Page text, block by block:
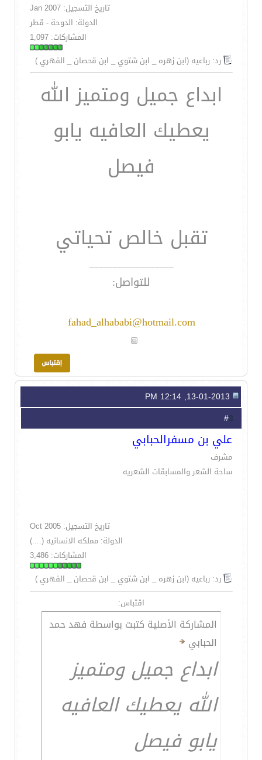
تاريخ التسجيل: Jan 2007
الدولة: الدوحة - قطر
المشاركات: 1,097
رد: رباعيه (ابن زهره _ ابن شتوي _ ابن قحصان _ الفهري )
ابداع جميل ومتميز الله
يعطيك العافيه يابو
فيصل
تقبل خالص تحياتي
__________________
للتواصل:
fahad_alhababi@hotmail.com
3
علي بن مسفرالحبابي
مشرف
ساحة الشعر والمسابقات الشعريه
تاريخ التسجيل: Oct 2005
الدولة: مملكه الانسانيه (....)
المشاركات: 3,486
رد: رباعيه (ابن زهره _ ابن شتوي _ ابن قحصان _ الفهري )
اقتباس:
المشاركة الأصلية كتبت بواسطة فهد حمد
الحبابي
ابداع جميل ومتميز
الله يعطيك العافيه
يابو فيصل